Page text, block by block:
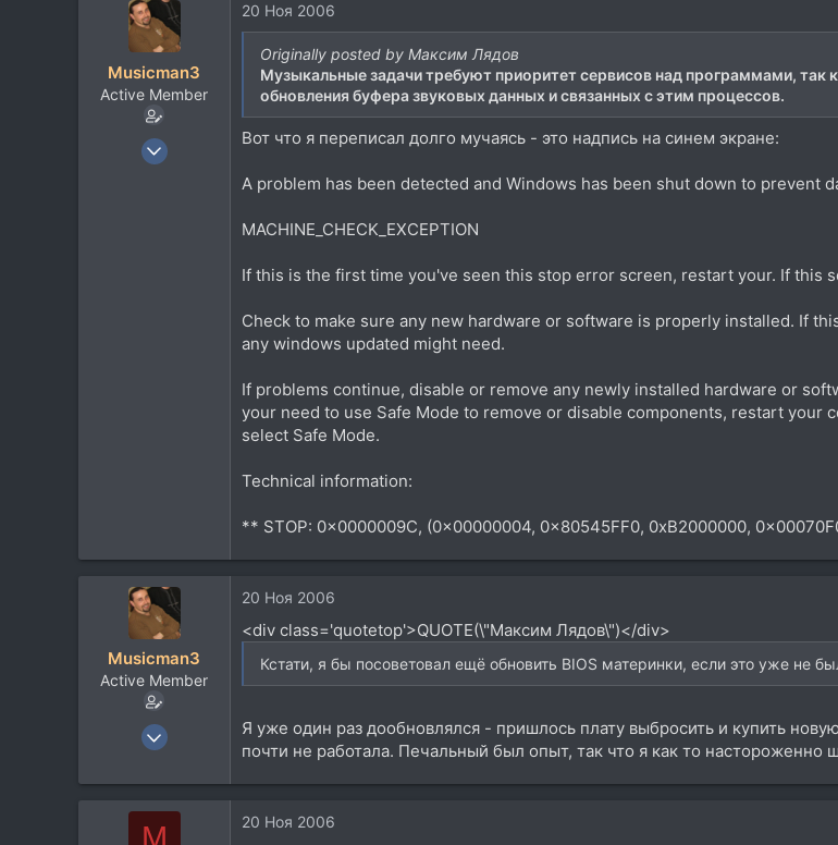
Musicman3
Active Member
9 Апр 2006
20 Ноя 2006
Originally posted by Максим Лядов
Музыкальные задачи требуют приоритет сервисов над программами, так
обновления буфера звуковых данных и связанных с этим процессов.
Вот что я переписал долго мучаясь - это надпись на синем экране:
A problem has been detected and Windows has been shut down to prevent
MACHINE_CHECK_EXCEPTION
If this is the first time you've seen this stop error screen, restart your. If this
Check to make sure any new hardware or software is properly installed. If
any windows updated might need.
If problems continue, disable or remove any newly installed hardware or
your need to use Safe Mode to remove or disable components, restart your
select Safe Mode.
Technical information:
** STOP: 0x0000009C, (0x00000004, 0x80545FF0, 0xB2000000,
Musicman3
Active Member
9 Апр 2006
125
20 Ноя 2006
<div class='quotetop'>QUOTE(\"Максим Лядов\")</div>
Кстати, я бы посоветовал ещё обновить BIOS материнки, если это уже не
Я уже один раз дообновлялся - пришлось плату выбросить и купить
почти не работала. Печальный был опыт, так что я как то настороженно
М 20 Ноя 2006